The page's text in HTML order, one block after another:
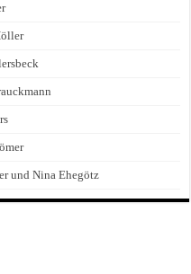
und Nina Ehegötz